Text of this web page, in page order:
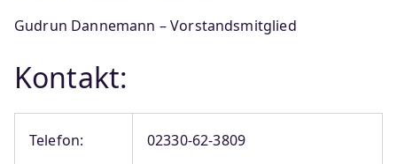
Gudrun Dannemann – Vorstandsmitglied
Kontakt:
Telefon: 02330-62-3809